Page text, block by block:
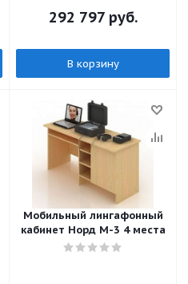
292 797руб.
В корзину
Мобильный лингафонный
кабинет Норд М-3 4 места